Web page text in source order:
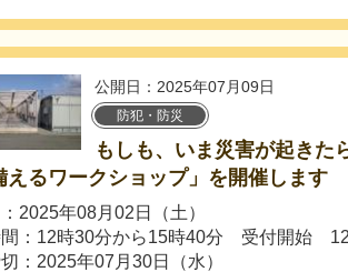
公開日：2025年07月09日
防犯・防災
もしも、いま災害が起き
えるワークショップ」を開催します
2025年08月02日（土）
間：12時30分から15時40分 受付開始
：2025年07月30日（水）